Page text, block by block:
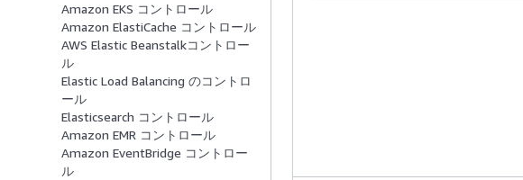
Amazon EKS コントロール
Amazon ElastiCache コントロール
AWS Elastic Beanstalkコントロー
ル
Elastic Load Balancing のコントロ
ール
Elasticsearch コントロール
Amazon EMR コントロール
Amazon EventBridge コントロー
ル